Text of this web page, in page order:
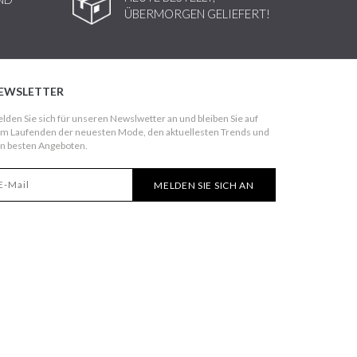
ÜBERMORGEN GELIEFERT!
Sie sich für unseren Newslwetter an und bleiben Sie auf
Laufenden der neuesten Mode, den aktuellesten Trends und
besten Angeboten.
MELDEN SIE SICH AN